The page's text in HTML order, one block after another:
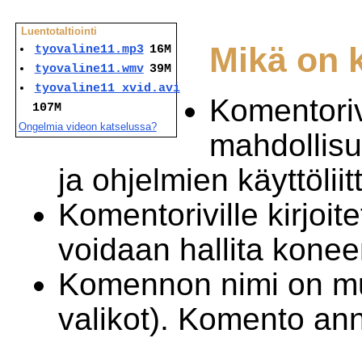
Luentotaltiointi
tyovaline11.mp3 16M
tyovaline11.wmv 39M
tyovaline11_xvid.avi
107M
Ongelmia videon katselussa?
Mikä on
ja ohjelmien
Komentoriville
voidaan hallita
Komennon nimi on
valikot). Komento